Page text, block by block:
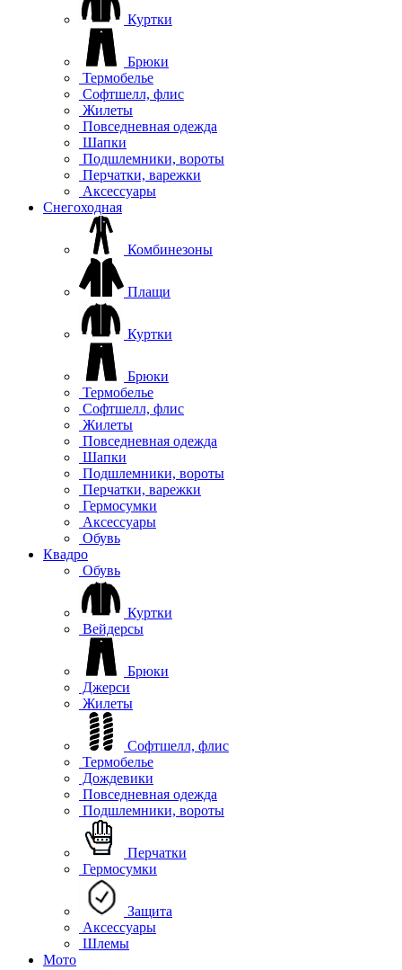
Куртки
Брюки
Термобелье
Софтшелл, флис
Жилеты
Повседневная одежда
Шапки
Подшлемники, вороты
Перчатки, варежки
Аксессуары
Снегоходная
Комбинезоны
Плащи
Куртки
Брюки
Термобелье
Софтшелл, флис
Жилеты
Повседневная одежда
Шапки
Подшлемники, вороты
Перчатки, варежки
Гермосумки
Аксессуары
Обувь
Квадро
Обувь
Куртки
Вейдерсы
Брюки
Джерси
Жилеты
Софтшелл, флис
Термобелье
Дождевики
Повседневная одежда
Подшлемники, вороты
Перчатки
Гермосумки
Защита
Аксессуары
Шлемы
Мото